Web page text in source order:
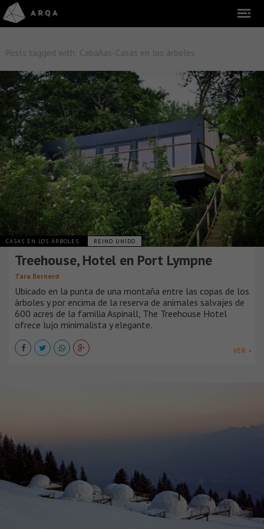
Posts tagged with: Cabañas-Casas en los árboles
CASAS EN LOS ÁRBOLES REINO UNIDO
Treehouse, Hotel en Port Lympne
Tara Bernerd
Ubicado en la punta de una montaña entre las copas de los
árboles y por encima de la reserva de animales salvajes de
600 acres de la familia Aspinall, The Treehouse Hotel
ofrece lujo minimalista y elegante.
VER +